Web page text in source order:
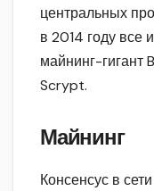
центральных
в 2014 году все
майнинг-гигант
Scrypt.
Майнинг
Консенсус в